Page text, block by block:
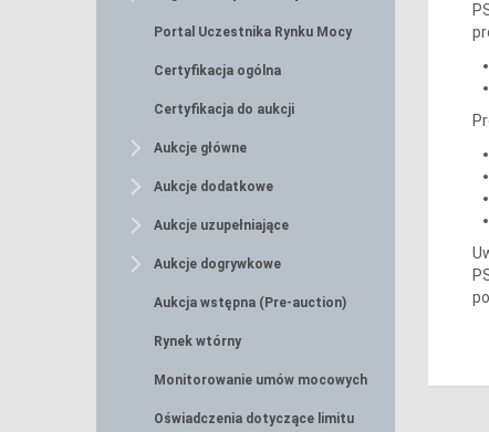
Portal Uczestnika Rynku Mocy
Certyfikacja ogólna
Certyfikacja do aukcji
Aukcje główne
Aukcje dodatkowe
Aukcje uzupełniające
Aukcje dogrywkowe
Aukcja wstępna (Pre-auction)
Rynek wtórny
Monitorowanie umów mocowych
Oświadczenia dotyczące limitu